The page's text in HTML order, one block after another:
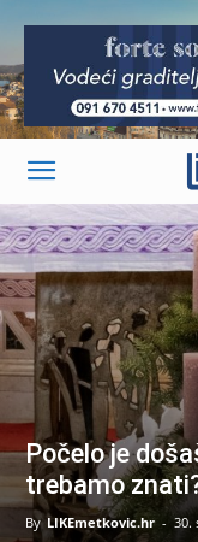
Počelo je
trebamo
By LIKEmetkovic.hr - 30.